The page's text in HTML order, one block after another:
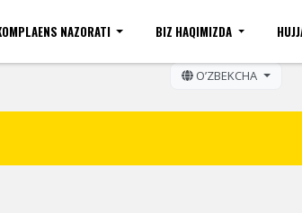
uchun Shrift kattaligi Sayt xaritasi
OʼZBEKCHA
NAZORATI BIZ HAQIMIZDA